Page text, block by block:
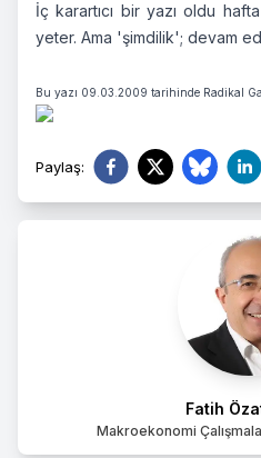
Fatih
Makroekonomi
İç karartıcı bir yazı oldu
yeter. Ama 'şimdilik'; devam
Bu yazı 09.03.2009 tarihinde Radikal
Paylaş: